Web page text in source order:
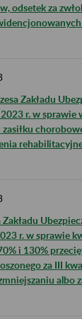
odsetek za
Zakładu
r. w sprawie
r. w sprawie
i 130%
za III
albo